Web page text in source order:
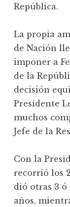
República.
La propia
de Nación
imponer a
de la
decisión
Presidente
muchos
Jefe de la
Con la
recorrió los
dió otras 3 ó
años,